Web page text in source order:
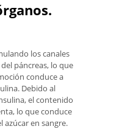
los canales
páncreas, lo que
conduce a
Debido al
el contenido
lo que conduce
en sangre.